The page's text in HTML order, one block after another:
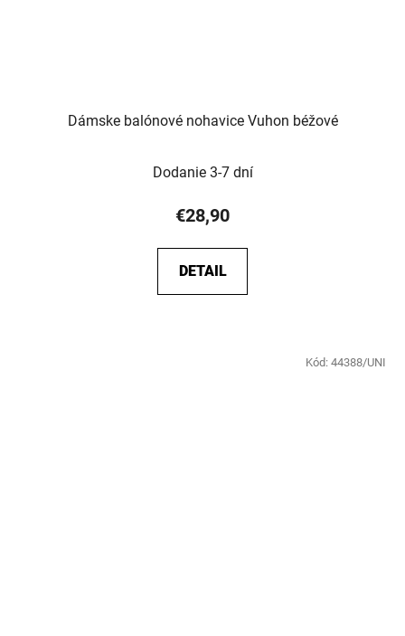
Dámske balónové nohavice Vuhon béžové
Dodanie 3-7 dní
€28,90
DETAIL
Kód: 44388/UNI